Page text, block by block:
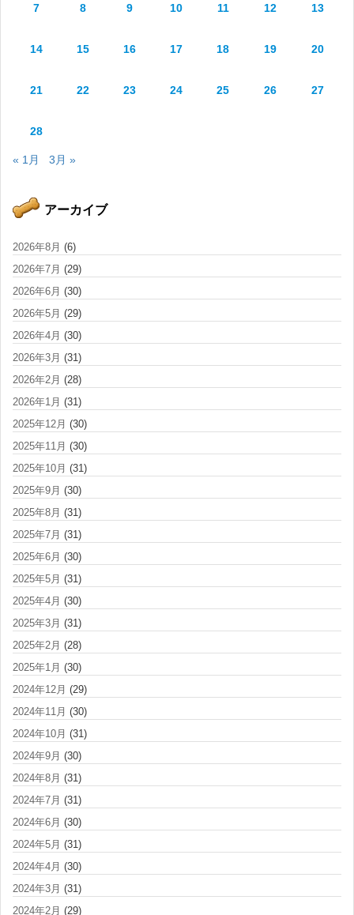
7 8 9 10 11 12 13
14 15 16 17 18 19 20
21 22 23 24 25 26 27
28
« 1月 3月 »
アーカイブ
2026年8月 (6)
2026年7月 (29)
2026年6月 (30)
2026年5月 (29)
2026年4月 (30)
2026年3月 (31)
2026年2月 (28)
2026年1月 (31)
2025年12月 (30)
2025年11月 (30)
2025年10月 (31)
2025年9月 (30)
2025年8月 (31)
2025年7月 (31)
2025年6月 (30)
2025年5月 (31)
2025年4月 (30)
2025年3月 (31)
2025年2月 (28)
2025年1月 (30)
2024年12月 (29)
2024年11月 (30)
2024年10月 (31)
2024年9月 (30)
2024年8月 (31)
2024年7月 (31)
2024年6月 (30)
2024年5月 (31)
2024年4月 (30)
2024年3月 (31)
2024年2月 (29)